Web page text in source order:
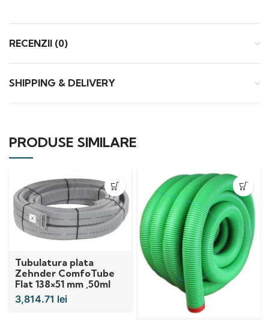
RECENZII (0)
SHIPPING & DELIVERY
PRODUSE SIMILARE
Tubulatura plata
Zehnder ComfoTube
Flat 138×51 mm ,50ml
3,814.71 lei